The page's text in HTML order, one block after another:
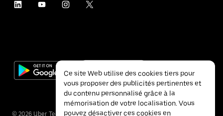
© 2026 Uber Technologies Inc.
Ce site Web utilise des cookies tiers pour
vous proposer des publicités pertinentes et
du contenu personnalisé grâce à la
mémorisation de votre localisation. Vous
pouvez désactiver ces cookies en